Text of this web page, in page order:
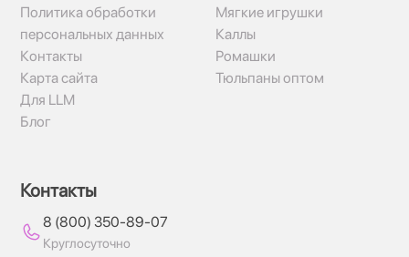
Политика обработки
персональных данных
Контакты
Карта сайта
Для LLM
Блог
Мягкие игрушки
Каллы
Ромашки
Тюльпаны оптом
Контакты
8 (800) 350-89-07
Круглосуточно